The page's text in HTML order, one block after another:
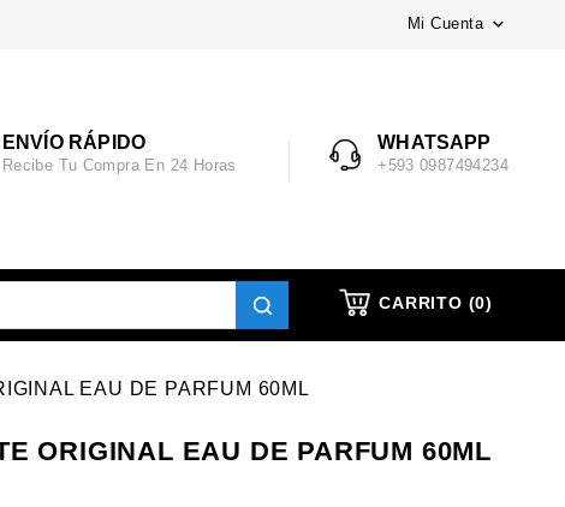
Mi Cuenta 
ENVÍO RÁPIDO
Recibe Tu Compra En 24 Horas
WHATSAPP
+593 0987494234
CARRITO (0)
EAU DE PARFUM 60ML
ORIGINAL EAU DE PARFUM 60ML